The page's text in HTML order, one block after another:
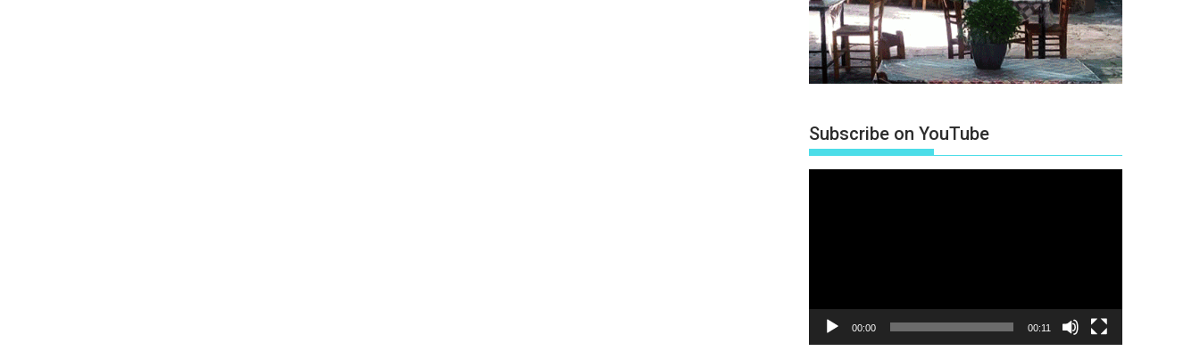
Subscribe on YouTube
00:00 00:11